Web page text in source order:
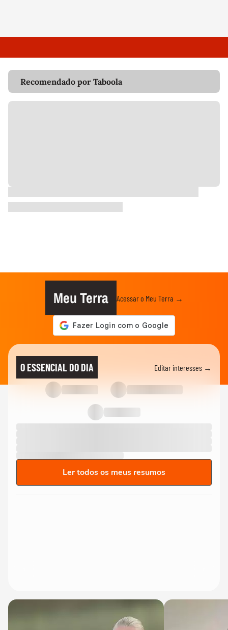
Recomendado por Taboola
Meu Terra Acessar o Meu Terra →
O ESSENCIAL DO DIA Editar interesses →
Ler todos os meus resumos